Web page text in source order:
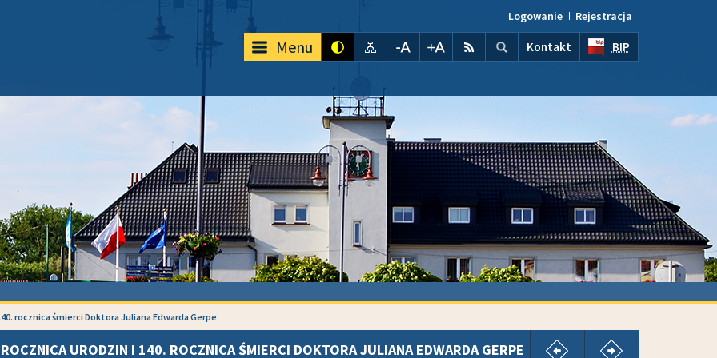
Logowanie Rejestracja
Menu kontrastMapa serwisupomniejsz czcionkę
powiększ czcionkę
RSS
Wyszukiwarka
wyszukaj...Szukaj
Kontakt BIP
rocznica śmierci Doktora Juliana Edwarda Gerpe
URODZIN I 140. ROCZNICA ŚMIERCI DOKTORA JULIANA EDWARDA GERPE
pokaż poprzedni artykuł